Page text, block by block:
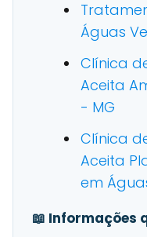
Águas
Clínica
Aceita
- MG
Clínica
Aceita
em
📖 Informações